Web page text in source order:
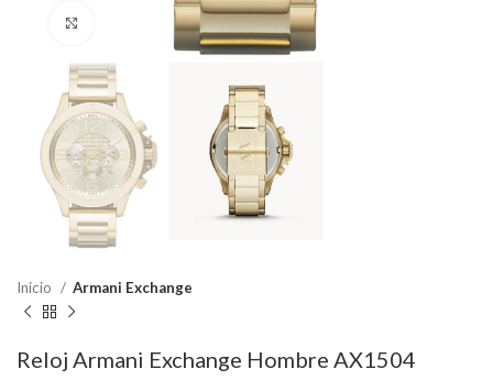
Haga Click para agrandar
Inicio Armani Exchange
Reloj Armani Exchange Hombre AX1504